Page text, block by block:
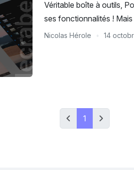
Véritable boîte à outils,
ses fonctionnalités ! Mais
Nicolas Hérole 14
1